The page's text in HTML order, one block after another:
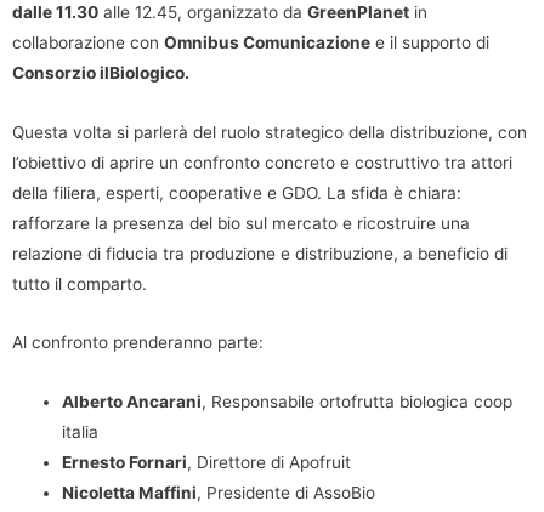
dalle 11.30 alle 12.45, organizzato da GreenPlanet in
collaborazione con Omnibus Comunicazione e il supporto di
Consorzio ilBiologico.
Questa volta si parlerà del ruolo strategico della distribuzione, con
l’obiettivo di aprire un confronto concreto e costruttivo tra attori
della filiera, esperti, cooperative e GDO. La sfida è chiara:
rafforzare la presenza del bio sul mercato e ricostruire una
relazione di fiducia tra produzione e distribuzione, a beneficio di
tutto il comparto.
Al confronto prenderanno parte:
Alberto Ancarani, Responsabile ortofrutta biologica coop
italia
Ernesto Fornari, Direttore di Apofruit
Nicoletta Maffini, Presidente di AssoBio